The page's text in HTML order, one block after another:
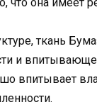
ткань
и
впитывает